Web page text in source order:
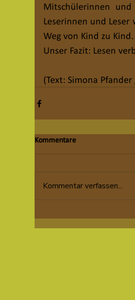
Mitschülerinnen
Leserinnen und
Weg von Kind zu Kind.
Unser Fazit: Lesen
(Text: Simona
Kommentare
Kommentar verfassen...